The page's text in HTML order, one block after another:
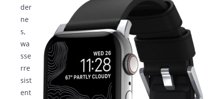
der
ne
s,
wa
sse
rre
sist
ent